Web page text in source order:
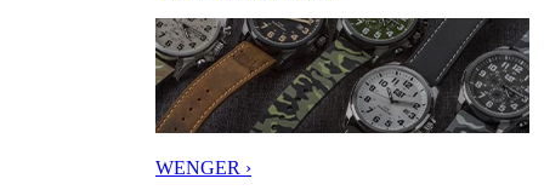
WENGER ›